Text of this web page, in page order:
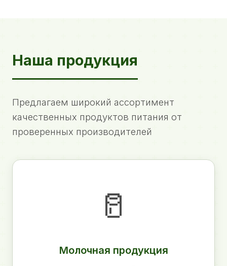
Наша продукция
Предлагаем широкий ассортимент
качественных продуктов питания от
проверенных производителей
🥛
Молочная продукция